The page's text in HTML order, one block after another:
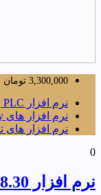
3,300,000 تومان
نرم افزار PLC ,
نرم افزار های PLC Allen Bradly ,
نرم افزار
0
نرم افزار RsLogix 500 v8.30